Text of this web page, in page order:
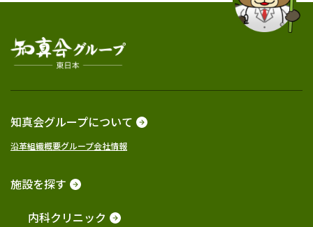
知真会グループについて
沿革組織概要グループ会社情報
施設を探す
内科クリニック